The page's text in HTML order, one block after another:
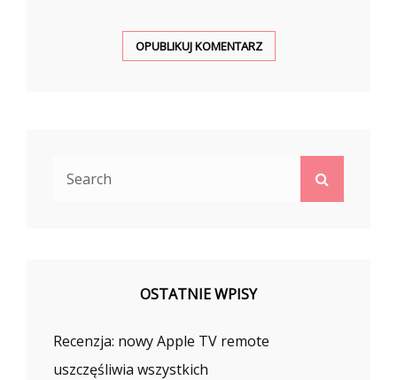
OSTATNIE WPISY
Recenzja: nowy Apple TV remote
uszczęśliwia wszystkich